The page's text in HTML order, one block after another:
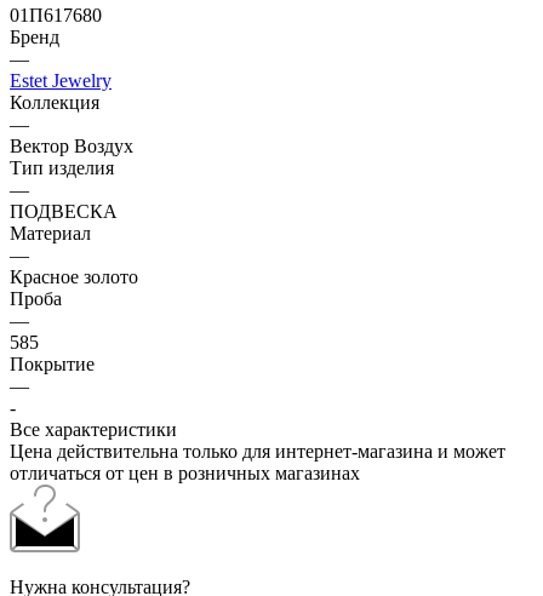
01П617680
Бренд
—
Estet Jewelry
Коллекция
—
Вектор Воздух
Тип изделия
—
ПОДВЕСКА
Материал
—
Красное золото
Проба
—
585
Покрытие
—
-
Все характеристики
Цена действительна только для интернет-магазина и может
отличаться от цен в розничных магазинах
Нужна консультация?